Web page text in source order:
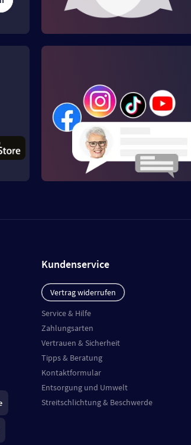
Kundenservice
Vertrag widerrufen
Service & Hilfe
Zahlungsarten
Vertrauen & Sicherheit
Tipps & Beratung
Kontaktformular
Entsorgung und Umwelt
Streitschlichtung & Beschwerde